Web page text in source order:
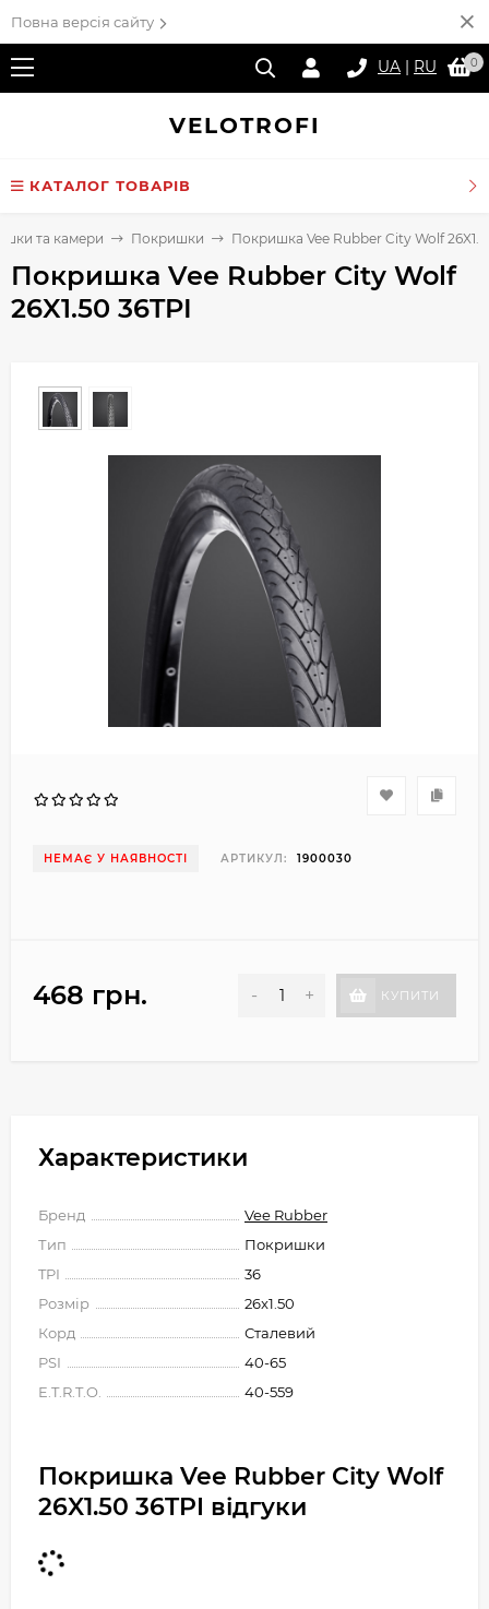
Повна версія сайту
UA | RU 0
VELOTROFI
КАТАЛОГ ТОВАРІВ
та камери Покришки Покришка Vee Rubber City Wolf
Покришка Vee Rubber City Wolf
26X1.50 36TPI
НЕМАЄ У НАЯВНОСТІ АРТИКУЛ: 1900030
468 грн. - + КУПИТИ
Характеристики
Бренд
Vee Rubber
Тип
Покришки
TPI
36
Розмір
26x1.50
Корд
Сталевий
PSI
40-65
E.T.R.T.O.
40-559
Покришка Vee Rubber City Wolf
26X1.50 36TPI відгуки